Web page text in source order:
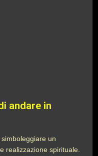
andare in
un
realizzazione spirituale.